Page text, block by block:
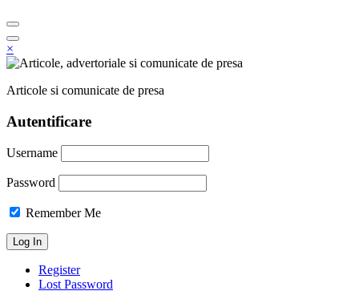
×
Articole si comunicate de presa
Autentificare
Username
Password
Remember Me
Register
Lost Password